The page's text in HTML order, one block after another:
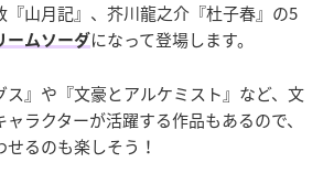
『山月記』、芥川龍之介『杜子春』の5
ームソーダ になって登場します。
ス』や『文豪とアルケミスト』など、文
ラクターが活躍する作品もあるので、
るのも楽しそう！